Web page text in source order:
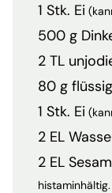
1 Stk. Ei
500 g
2 TL
80 g
1 Stk. Ei
2 EL
2 EL Sesam